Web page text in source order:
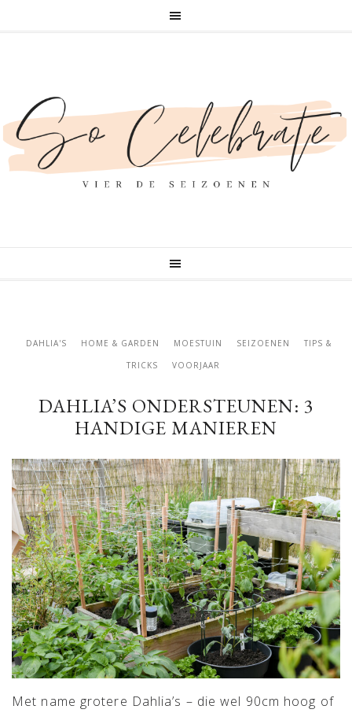
DAHLIA'S HOME & GARDEN MOESTUIN SEIZOENEN
TIPS &
TRICKS
VOORJAAR
DAHLIA’S ONDERSTEUNEN: 3
HANDIGE MANIEREN
Met name grotere Dahlia’s – die wel 90cm hoog of